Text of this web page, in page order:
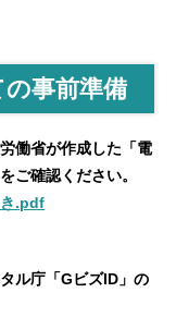
事前準備
働省が作成した「電
ご確認ください。
き.pdf
ル庁「GビズID」の